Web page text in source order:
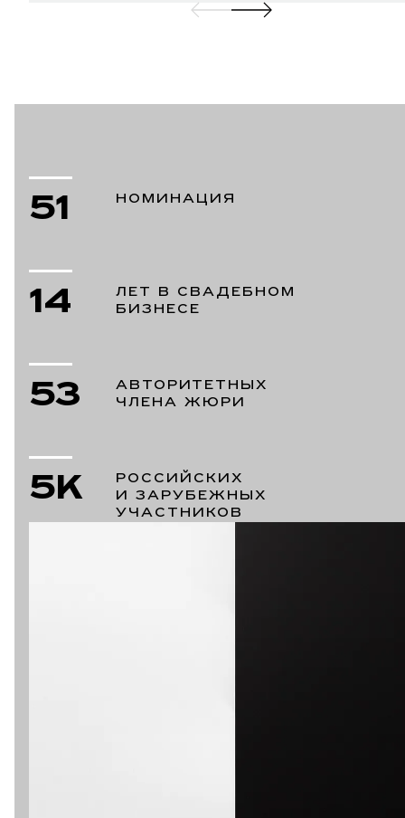
51 НОМИНАЦИЯ
14
ЛЕТ В СВАДЕБНОМ
БИЗНЕСЕ
53
АВТОРИТЕТНЫХ
ЧЛЕНА ЖЮРИ
5K
РОССИЙСКИХ
И ЗАРУБЕЖНЫХ
УЧАСТНИКОВ